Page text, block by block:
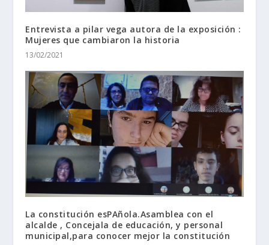
Entrevista a pilar vega autora de la exposición :
Mujeres que cambiaron la historia
13/02/2021
La constitución esPAñola.Asamblea con el
alcalde , Concejala de educación, y personal
municipal,para conocer mejor la constitución